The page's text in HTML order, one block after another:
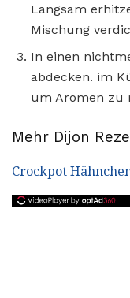
Langsam
Mischung
In einen
abdecken. im
um Aromen zu
Mehr Dijon
Crockpot